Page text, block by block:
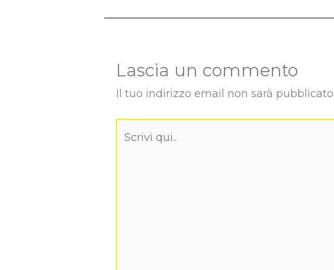
Lascia un commento
Il tuo indirizzo email non sarà pubblicato.